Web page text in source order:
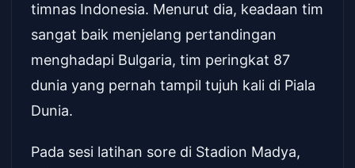
timnas Indonesia. Menurut dia, keadaan tim
sangat baik menjelang pertandingan
menghadapi Bulgaria, tim peringkat 87
dunia yang pernah tampil tujuh kali di Piala
Dunia.
Pada sesi latihan sore di Stadion Madya,